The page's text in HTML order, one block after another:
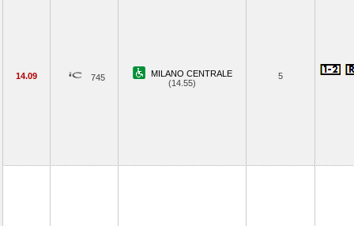
14.09 745
MILANO CENTRALE
(14.55)
5